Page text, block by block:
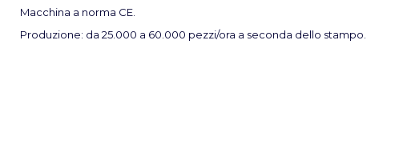
Macchina a norma CE.
Produzione: da 25.000 a 60.000 pezzi/ora a seconda dello stampo.